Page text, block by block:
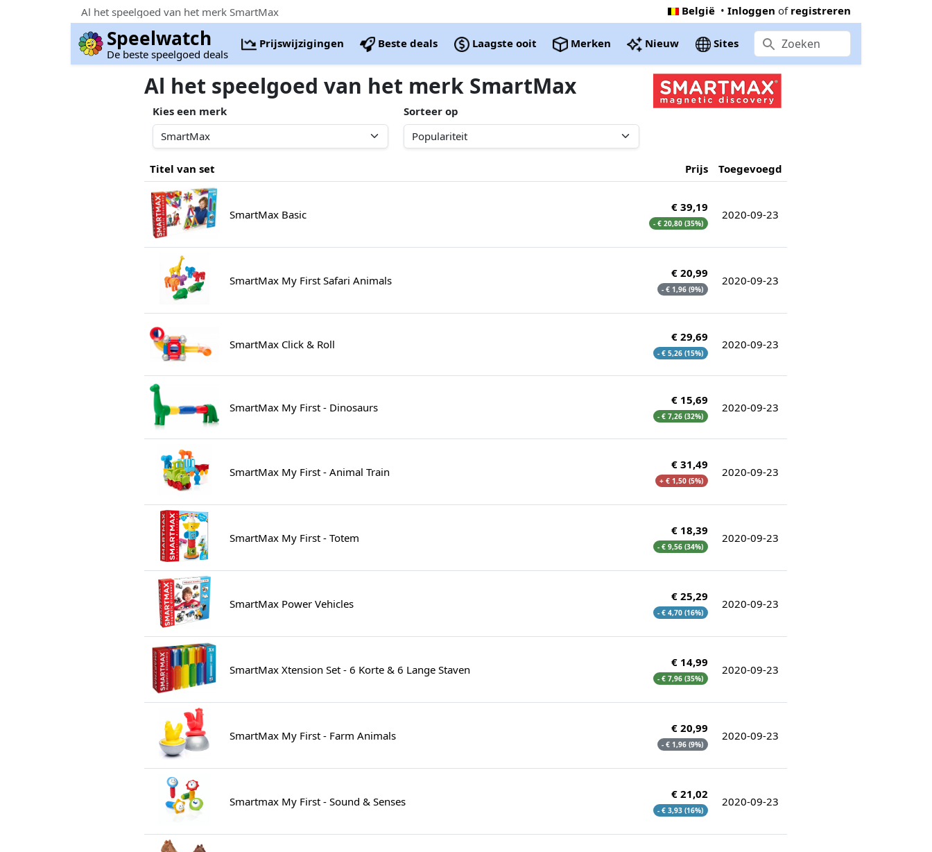
Al het speelgoed van het merk SmartMax België • Inloggen of registreren
Speelwatch
De beste speelgoed deals
Prijswijzigingen Beste deals Laagste ooit Merken Nieuw Sites
Al het speelgoed van het merk SmartMax
Kies een merk Sorteer op
Titel van set Prijs Toegevoegd
SmartMax Basic
€ 39,19
- € 20,80 (35%)
2020-09-23
SmartMax My First Safari Animals
€ 20,99
- € 1,96 (9%)
2020-09-23
SmartMax Click & Roll
€ 29,69
- € 5,26 (15%)
2020-09-23
SmartMax My First - Dinosaurs
€ 15,69
- € 7,26 (32%)
2020-09-23
SmartMax My First - Animal Train
€ 31,49
+ € 1,50 (5%)
2020-09-23
SmartMax My First - Totem
€ 18,39
- € 9,56 (34%)
2020-09-23
SmartMax Power Vehicles
€ 25,29
- € 4,70 (16%)
2020-09-23
SmartMax Xtension Set - 6 Korte & 6 Lange Staven
€ 14,99
- € 7,96 (35%)
2020-09-23
SmartMax My First - Farm Animals
€ 20,99
- € 1,96 (9%)
2020-09-23
Smartmax My First - Sound & Senses
€ 21,02
- € 3,93 (16%)
2020-09-23